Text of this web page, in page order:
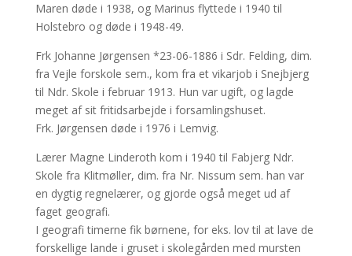
Maren døde i 1938, og Marinus flyttede i 1940 til
Holstebro og døde i 1948-49.
Frk Johanne Jørgensen *23-06-1886 i Sdr. Felding, dim.
fra Vejle forskole sem., kom fra et vikarjob i Snejbjerg
til Ndr. Skole i februar 1913. Hun var ugift, og lagde
meget af sit fritidsarbejde i forsamlingshuset.
Frk. Jørgensen døde i 1976 i Lemvig.
Lærer Magne Linderoth kom i 1940 til Fabjerg Ndr.
Skole fra Klitmøller, dim. fra Nr. Nissum sem. han var
en dygtig regnelærer, og gjorde også meget ud af
faget geografi.
I geografi timerne fik børnene, for eks. lov til at lave de
forskellige lande i gruset i skolegården med mursten